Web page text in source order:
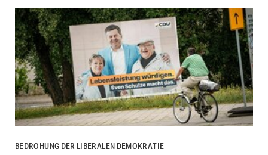
BEDROHUNG DER LIBERALEN DEMOKRATIE